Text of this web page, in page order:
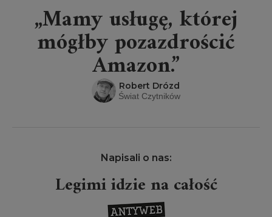
„Mamy usługę, której
mógłby pozazdrościć
Amazon.”
Robert Drózd
Świat Czytników
Napisali o nas:
Legimi idzie na całość